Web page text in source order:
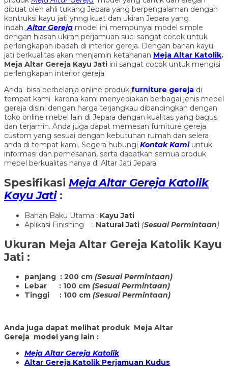
dibuat oleh ahli tukang Jepara yang berpengalaman dengan
kontruksi kayu jati ynng kuat dan ukiran Jepara yang
indah. Altar Gereja model ini mempunyai model simple
dengan hiasan ukiran perjamuan suci sangat cocok untuk
perlengkapan ibadah di interior gereja. Dengan bahan kayu
jati berkualitas akan menjamin ketahanan Meja Altar Katolik.
Meja Altar Gereja Kayu Jati ini sangat cocok untuk mengisi
perlengkapan interior gereja.
Anda bisa berbelanja online produk furniture gereja di
tempat kami karena kami menyediakan berbagai jenis mebel
gereja disini dengan harga terjangkau dibandingkan dengan
toko online mebel lain di Jepara dengan kualitas yang bagus
dan terjamin. Anda juga dapat memesan furniture gereja
custom yang sesuai dengan kebutuhan rumah dan selera
anda di tempat kami. Segera hubungi Kontak Kamiuntuk
informasi dan pemesanan, serta dapatkan semua produk
mebel berkualitas hanya di Altar Jati Jepara
Spesifikasi Meja Altar Gereja Katolik
Kayu Jati:
Bahan Baku Utama : Kayu Jati
Aplikasi Finishing : Natural Jati (Sesuai Permintaan)
Ukuran Meja Altar Gereja Katolik Kayu
Jati :
panjang : 200 cm (Sesuai Permintaan)
Lebar : 100 cm (Sesuai Permintaan)
Tinggi : 100 cm (Sesuai Permintaan)
Anda juga dapat melihat produk Meja Altar
Gereja model yang lain :
Meja Altar Gereja Katolik
Altar Gereja Katolik Perjamuan Kudus